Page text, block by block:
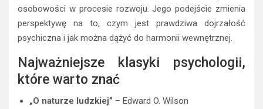
osobowości w procesie rozwoju. Jego podejście zmienia
perspektywę na to, czym jest prawdziwa dojrzałość
psychiczna i jak można dążyć do harmonii wewnętrznej.
Najważniejsze klasyki psychologii,
które warto znać
„O naturze ludzkiej” – Edward O. Wilson